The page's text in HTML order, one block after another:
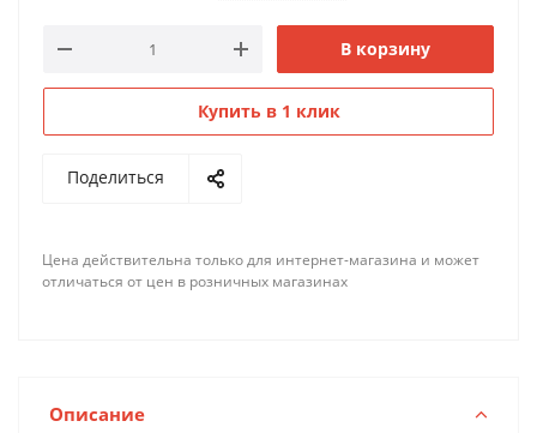
В корзину
Купить в 1 клик
Поделиться
Цена действительна только для интернет-магазина и может
отличаться от цен в розничных магазинах
Описание